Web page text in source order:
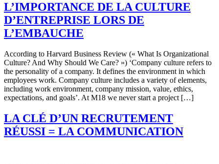
L’IMPORTANCE DE LA CULTURE
D’ENTREPRISE LORS DE
L’EMBAUCHE
According to Harvard Business Review (« What Is Organizational
Culture? And Why Should We Care? ») ‘Company culture refers to
the personality of a company. It defines the environment in which
employees work. Company culture includes a variety of elements,
including work environment, company mission, value, ethics,
expectations, and goals’. At M18 we never start a project […]
LA CLÉ D’UN RECRUTEMENT
RÉUSSI = LA COMMUNICATION